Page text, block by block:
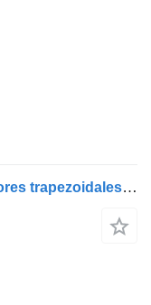
Portacontenedores para contenedores trapezoidales de 4,2m3